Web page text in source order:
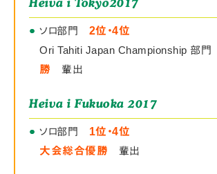
● ソロ部門 2位・4位
●
Ori Tahiti Japan Championship 部門
勝 輩出
Heiva i Fukuoka 2017
● ソロ部門 1位・4位
●
大会総合優勝 輩出